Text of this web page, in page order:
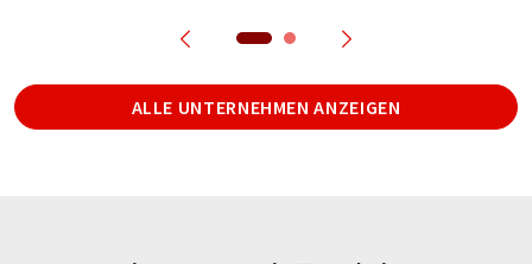
ALLE UNTERNEHMEN ANZEIGEN